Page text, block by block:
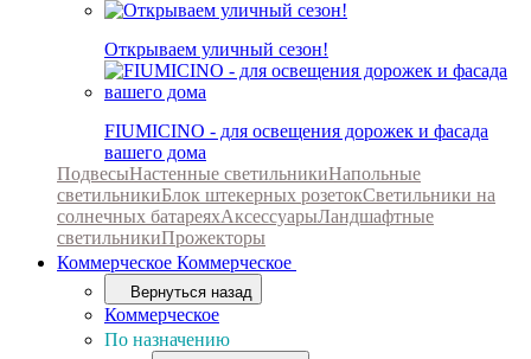
Открываем уличный сезон!
FIUMICINO - для освещения дорожек и фасада
вашего дома
ПодвесыНастенные светильникиНапольные
светильникиБлок штекерных розетокСветильники на
солнечных батареяхАксессуарыЛандшафтные
светильникиПрожекторы
Коммерческое Коммерческое
Вернуться назад
Коммерческое
По назначению